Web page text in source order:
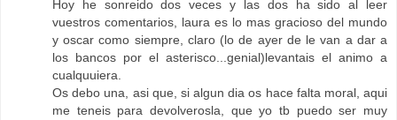
Hoy he sonreido dos veces y las dos ha sido al leer
vuestros comentarios, laura es lo mas gracioso del mundo
y oscar como siempre, claro (lo de ayer de le van a dar a
los bancos por el asterisco...genial)levantais el animo a
cualquuiera.
Os debo una, asi que, si algun dia os hace falta moral, aqui
me teneis para devolverosla, que yo tb puedo ser muy